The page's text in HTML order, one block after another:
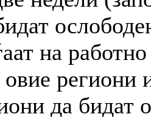
на
региони
да бидат